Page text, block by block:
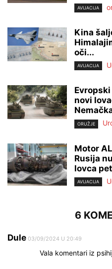
AVIJACIJA
Kina
oči...
AVIJACIJA
novi
ORUŽJE
Motor
Rusija
lovca
AVIJACIJA
6
Dule 03/09/2024 U 20:49
Vala komentari iz